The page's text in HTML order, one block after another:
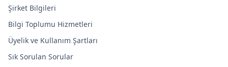
Şirket Bilgileri
Bilgi Toplumu Hizmetleri
Üyelik ve Kullanım Şartları
Sık Sorulan Sorular